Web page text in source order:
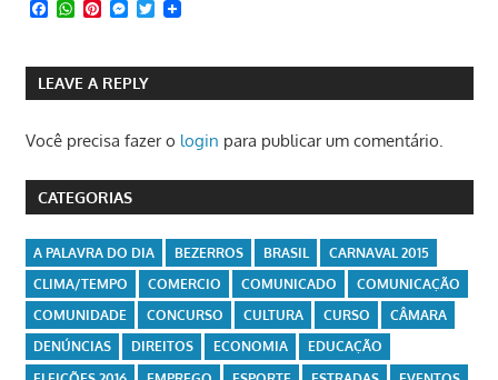
Facebook
WhatsApp
Pinterest
Messenger
Twitter
LEAVE A REPLY
Você precisa fazer o login para publicar um comentário.
CATEGORIAS
A PALAVRA DO DIA BEZERROS BRASIL
CARNAVAL 2015
CLIMA/TEMPO
COMERCIO COMUNICADO
COMUNICAÇÃO
COMUNIDADE
CONCURSO CULTURA CURSO
CÂMARA
DENÚNCIAS
DIREITOS ECONOMIA
EDUCAÇÃO